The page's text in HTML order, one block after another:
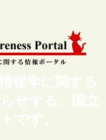
報学に関する
せする、国立
です。